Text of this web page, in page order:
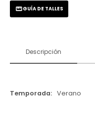
GUÍA DE TALLES
Descripción
Temporada Verano